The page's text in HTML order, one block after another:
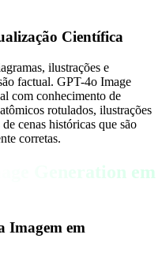
Científica
ilustrações e
factual. GPT-4o Image
com conhecimento de
rotulados, ilustrações
cenas históricas que são
corretas.
Generation em
Imagem em